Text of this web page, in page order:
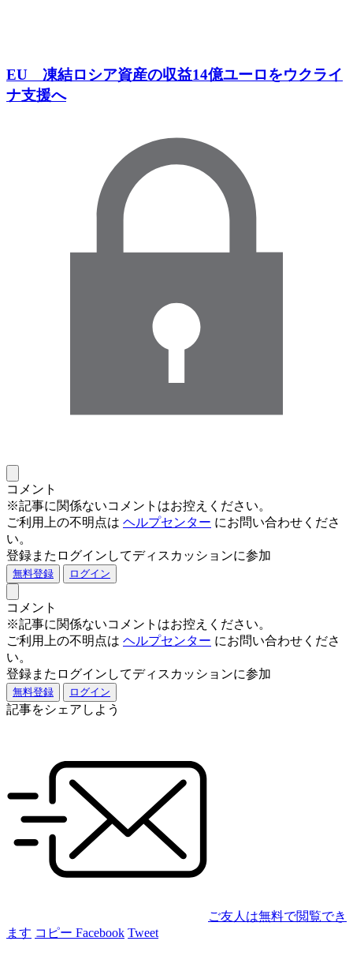
EU 凍結ロシア資産の収益14億ユーロをウクライ
ナ支援へ
コメント
※記事に関係ないコメントはお控えください。
ご利用上の不明点は ヘルプセンター にお問い合わせくださ
い。
登録またログインしてディスカッションに参加
無料登録 ログイン
コメント
※記事に関係ないコメントはお控えください。
ご利用上の不明点は ヘルプセンター にお問い合わせくださ
い。
登録またログインしてディスカッションに参加
無料登録 ログイン
記事をシェアしよう
ご友人は無料で閲覧でき
ます コピー Facebook Tweet